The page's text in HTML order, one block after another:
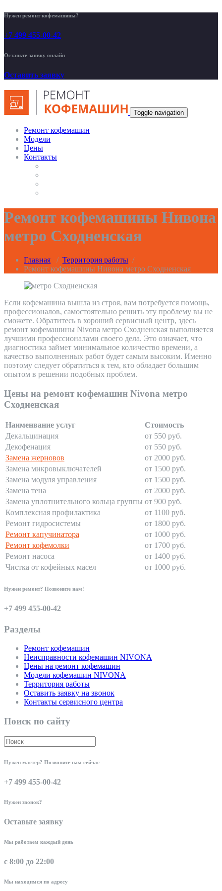
Нужен ремонт кофемашины?
+7 499 455-00-42
Оставьте заявку онлайн
Оставить заявку
Toggle navigation
Ремонт кофемашин
Модели
Цены
Контакты
Ремонт кофемашины Нивона
метро Сходненская
Главная / Территория работы /
Ремонт кофемашины Нивона метро Сходненская
Если кофемашина вышла из строя, вам потребуется помощь,
профессионалов, самостоятельно решить эту проблему вы не
сможете. Обратитесь в хороший сервисный центр, здесь
ремонт кофемашины Nivona метро Сходненская выполняется
лучшими профессионалами своего дела. Это означает, что
диагностика займет минимальное количество времени, а
качество выполненных работ будет самым высоким. Именно
поэтому следует обратиться к тем, кто обладает большим
опытом в решении подобных проблем.
Цены на ремонт кофемашин Nivona метро
Сходненская
Наименвание услуг
Стоимость
Декальцинация
от 550 руб.
Декофенация
от 550 руб.
Замена жерновов
от 2000 руб.
Замена микровыключателей
от 1500 руб.
Замена модуля управления
от 1500 руб.
Замена тена
от 2000 руб.
Замена уплотнительного кольца группы от 900 руб.
Комплексная профилактика
от 1100 руб.
Ремонт гидросистемы
от 1800 руб.
Ремонт капучинатора
от 1000 руб.
Ремонт кофемолки
от 1700 руб.
Ремонт насоса
от 1400 руб.
Чистка от кофейных масел
от 1000 руб.
Нужен ремонт? Позвоните нам!
+7 499 455-00-42
Разделы
Ремонт кофемашин
Неисправности кофемашин NIVONA
Цены на ремонт кофемашин
Модели кофемашин NIVONA
Территория работы
Оставить заявку на звонок
Контакты сервисного центра
Поиск по сайту
Нужен мастер? Позвоните нам сейчас
+7 499 455-00-42
Нужен звонок?
Оставьте заявку
Мы работаем каждый день
с 8:00 до 22:00
Мы находимся по адресу